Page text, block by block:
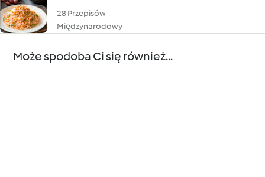
28 Przepisów
Międzynarodowy
Może spodoba Ci się również...